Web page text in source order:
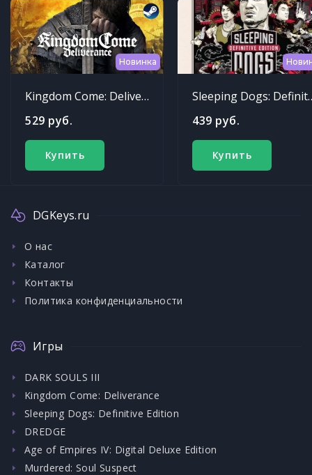
Новинка
Kingdom Come: Deliverance
529 руб.
Купить
Sleeping
439 руб.
Купить
DGKeys.ru
О нас
Каталог
Контакты
Политика конфиденциальности
Игры
DARK SOULS III
Kingdom Come: Deliverance
Sleeping Dogs: Definitive Edition
DREDGE
Age of Empires IV: Digital Deluxe Edition
Murdered: Soul Suspect